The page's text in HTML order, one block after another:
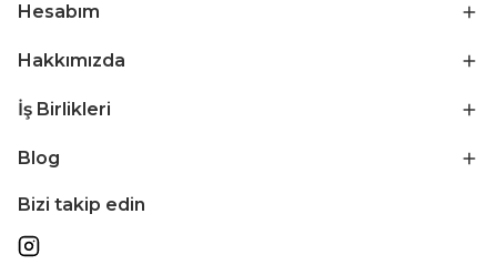
Hesabım
Hakkımızda
İş Birlikleri
Blog
Bizi takip edin